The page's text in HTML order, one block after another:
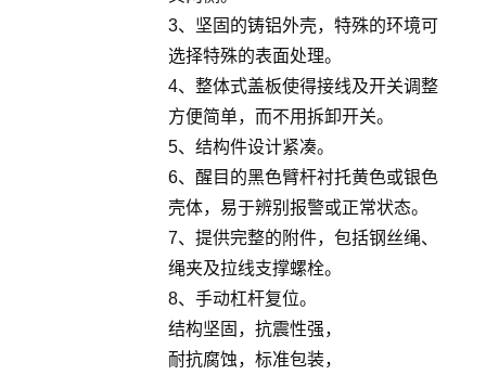
3、坚固的铸铝外壳，特殊的环境可
选择特殊的表面处理。
4、整体式盖板使得接线及开关调整
方便简单，而不用拆卸开关。
5、结构件设计紧凑。
6、醒目的黑色臂杆衬托黄色或银色
壳体，易于辨别报警或正常状态。
7、提供完整的附件，包括钢丝绳、
绳夹及拉线支撑螺栓。
8、手动杠杆复位。
结构坚固，抗震性强，
耐抗腐蚀，标准包装，